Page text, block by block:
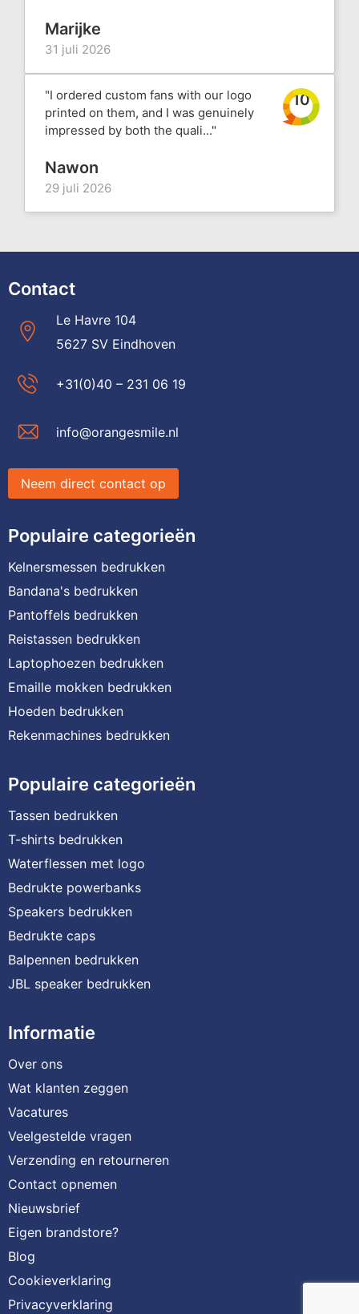
Marijke
31 juli 2026
"I ordered custom fans with our logo
printed on them, and I was genuinely
impressed by both the quali..."
10
Nawon
29 juli 2026
Contact
Le Havre 104
5627 SV Eindhoven
+31(0)40 – 231 06 19
info@orangesmile.nl
Neem direct contact op
Populaire categorieën
Kelnersmessen bedrukken
Bandana's bedrukken
Pantoffels bedrukken
Reistassen bedrukken
Laptophoezen bedrukken
Emaille mokken bedrukken
Hoeden bedrukken
Rekenmachines bedrukken
Populaire categorieën
Tassen bedrukken
T-shirts bedrukken
Waterflessen met logo
Bedrukte powerbanks
Speakers bedrukken
Bedrukte caps
Balpennen bedrukken
JBL speaker bedrukken
Informatie
Over ons
Wat klanten zeggen
Vacatures
Veelgestelde vragen
Verzending en retourneren
Contact opnemen
Nieuwsbrief
Eigen brandstore?
Blog
Cookieverklaring
Privacyverklaring